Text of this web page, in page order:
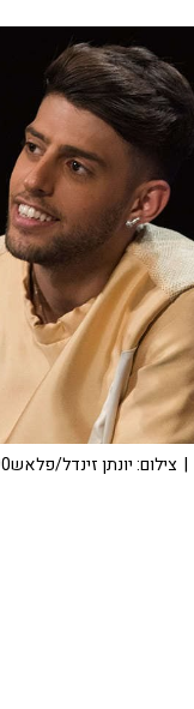
| צילום: יונתן זינדל/פלאש90